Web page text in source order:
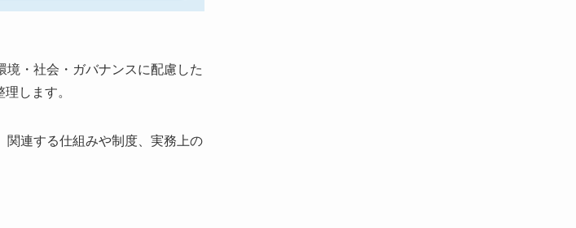
・社会・ガバナンスに配慮した
します。
関連する仕組みや制度、実務上の